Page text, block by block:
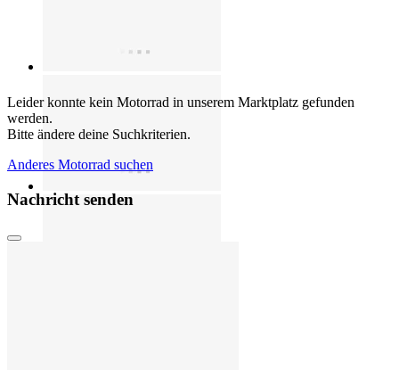
Leider konnte kein Motorrad in unserem Marktplatz gefunden
werden.
Bitte ändere deine Suchkriterien.
Anderes Motorrad suchen
Nachricht senden